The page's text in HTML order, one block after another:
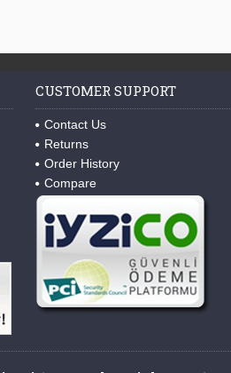
CUSTOMER SUPPORT
Contact Us
Returns
Order History
Compare